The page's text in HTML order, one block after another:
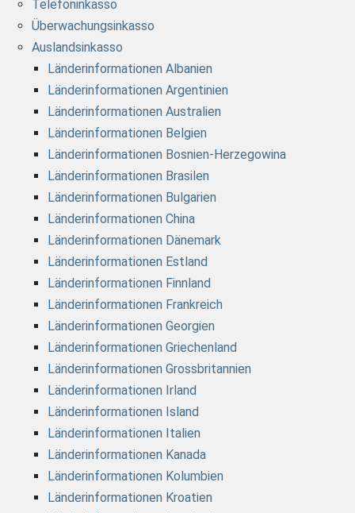
Telefoninkasso
Überwachungsinkasso
Auslandsinkasso
Länderinformationen Albanien
Länderinformationen Argentinien
Länderinformationen Australien
Länderinformationen Belgien
Länderinformationen Bosnien-Herzegowina
Länderinformationen Brasilen
Länderinformationen Bulgarien
Länderinformationen China
Länderinformationen Dänemark
Länderinformationen Estland
Länderinformationen Finnland
Länderinformationen Frankreich
Länderinformationen Georgien
Länderinformationen Griechenland
Länderinformationen Grossbritannien
Länderinformationen Irland
Länderinformationen Island
Länderinformationen Italien
Länderinformationen Kanada
Länderinformationen Kolumbien
Länderinformationen Kroatien